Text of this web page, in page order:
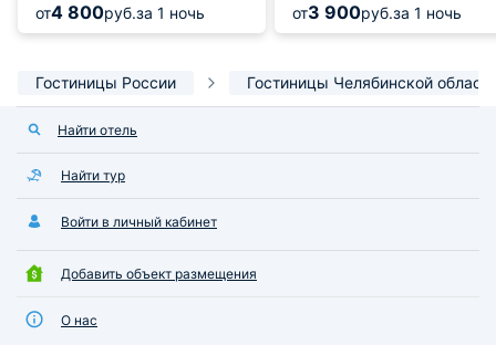
от4 800руб.за 1 ночь от3 900руб.за 1 ночь
Гостиницы России Гостиницы Челябинской
Найти отель
Найти тур
Войти в личный кабинет
Добавить объект размещения
О нас